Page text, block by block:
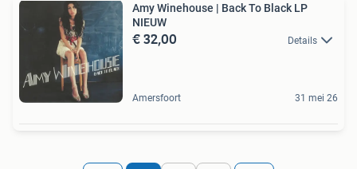
Amy Winehouse | Back To Black LP
NIEUW
€ 32,00 Details
Amersfoort 31 mei 26